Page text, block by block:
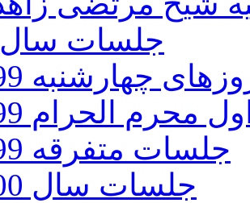
جلسات سال 99
چهارشنبه 99
محرم الحرام 99
جلسات متفرقه 99
جلسات سال 1400